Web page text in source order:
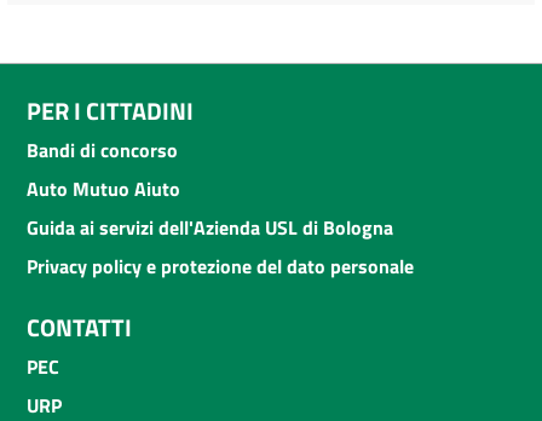
PER I CITTADINI
Bandi di concorso
Auto Mutuo Aiuto
Guida ai servizi dell'Azienda USL di Bologna
Privacy policy e protezione del dato personale
CONTATTI
PEC
URP